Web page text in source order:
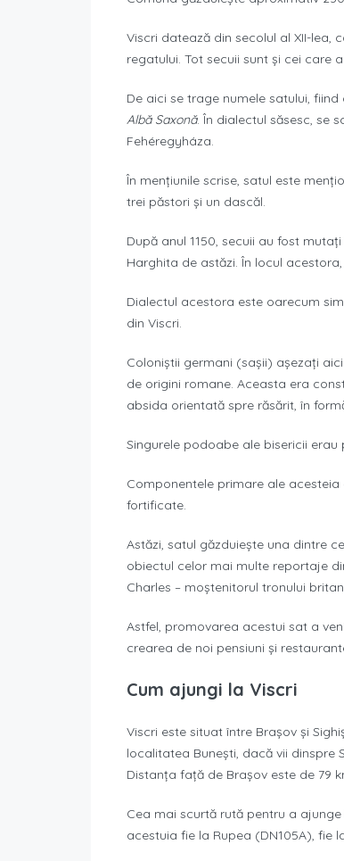
Viscri datează din secolul al XII-lea,
regatului. Tot secuii sunt și cei care
De aici se trage numele satului,
Albă Saxonă. În dialectul săsesc, se
Fehéregyháza.
În mențiunile scrise, satul este
trei păstori și un dascăl.
După anul 1150, secuii au fost
Harghita de astăzi. În locul
Dialectul acestora este oarecum
din Viscri.
Coloniștii germani (sașii) așezați
de origini romane. Aceasta era
absida orientată spre răsărit, în
Singurele podoabe ale bisericii erau
Componentele primare ale
fortificate.
Astăzi, satul găzduiește una dintre
obiectul celor mai multe reportaje
Charles – moștenitorul tronului
Astfel, promovarea acestui sat a
crearea de noi pensiuni și
Cum ajungi la Viscri
Viscri este situat între Brașov și
localitatea Bunești, dacă vii dinspre
Distanța față de Brașov este de 79
Cea mai scurtă rută pentru a
acestuia fie la Rupea (DN105A), fie